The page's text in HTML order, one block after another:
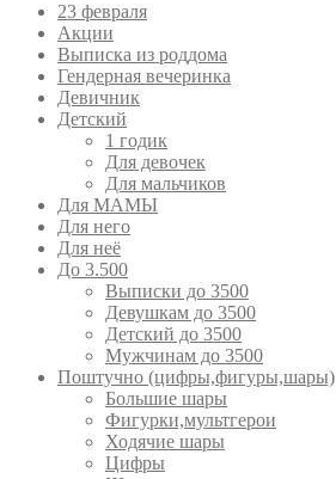
23 февраля
Акции
Выписка из роддома
Гендерная вечеринка
Девичник
Детский
1 годик
Для девочек
Для мальчиков
Для МАМЫ
Для него
Для неё
До 3.500
Выписки до 3500
Девушкам до 3500
Детский до 3500
Мужчинам до 3500
Поштучно (цифры,фигуры,шары)
Большие шары
Фигурки,мультгерои
Ходячие шары
Цифры